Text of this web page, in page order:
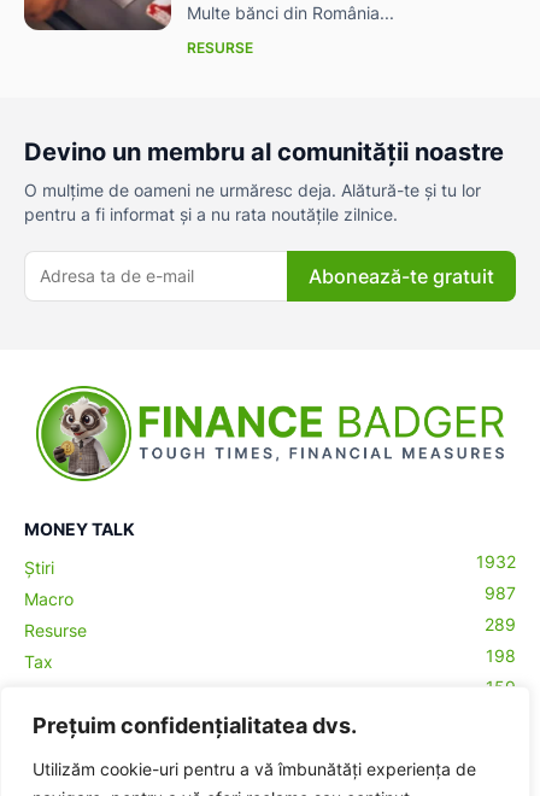
Prețuim confidențialitatea dvs.
Utilizăm cookie-uri pentru a vă îmbunătăți experiența de
Multe bănci din România...
RESURSE
Devino un membru al comunității noastre
O mulțime de oameni ne urmăresc deja. Alătură-te și tu lor
pentru a fi informat și a nu rata noutățile zilnice.
Abonează-te gratuit
MONEY TALK
Știri
1932
Macro
987
Resurse
289
Tax
198
159
Contabilitate
Crypto